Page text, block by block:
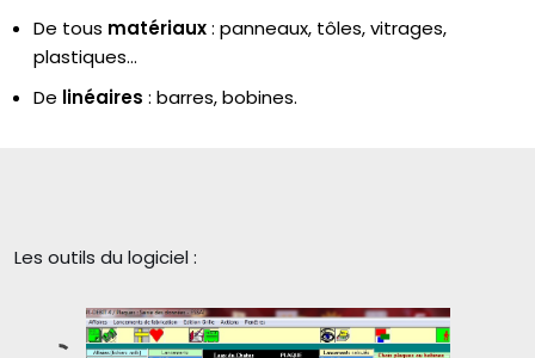
De tous matériaux: panneaux, tôles, vitrages,
plastiques…
De linéaires : barres, bobines.
Les outils du logiciel :